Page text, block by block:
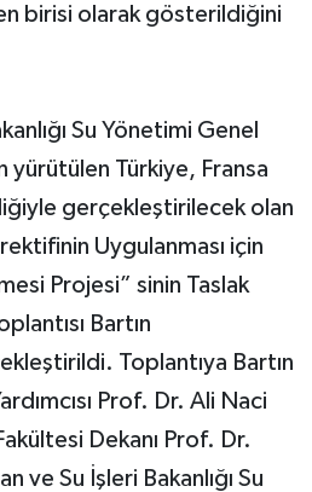
birisi olarak gösterildiğini
Su Yönetimi Genel
yürütülen Türkiye, Fransa
gerçekleştirilecek olan
Uygulanması için
Projesi” sinin Taslak
Bartın
Toplantıya Bartın
Prof. Dr. Ali Naci
Dekanı Prof. Dr.
ve Su İşleri Bakanlığı Su